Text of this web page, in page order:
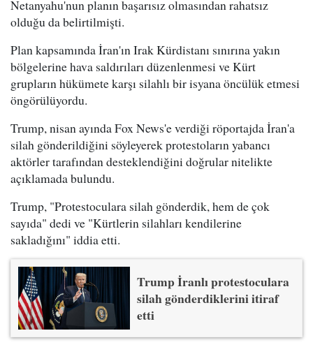
Netanyahu'nun planın başarısız olmasından rahatsız
olduğu da belirtilmişti.
Plan kapsamında İran'ın Irak Kürdistanı sınırına yakın
bölgelerine hava saldırıları düzenlenmesi ve Kürt
grupların hükümete karşı silahlı bir isyana öncülük etmesi
öngörülüyordu.
Trump, nisan ayında Fox News'e verdiği röportajda İran'a
silah gönderildiğini söyleyerek protestoların yabancı
aktörler tarafından desteklendiğini doğrular nitelikte
açıklamada bulundu.
Trump, "Protestoculara silah gönderdik, hem de çok
sayıda" dedi ve "Kürtlerin silahları kendilerine
sakladığını" iddia etti.
Trump İranlı protestoculara
silah gönderdiklerini itiraf
etti